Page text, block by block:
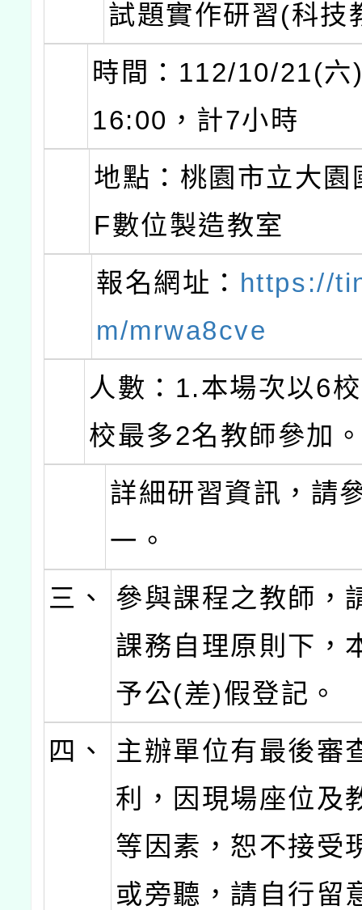
試題實作研習(科技
時間：112/10/21(
16:00，計7小時
地點：桃園市立大園
F數位製造教室
報名網址： https://
m/mrwa8cve
人數：1.本場次以6
校最多2名教師參加
詳細研習資訊，請
一。
三、
參與課程之教師，
課務自理原則下，
予公(差)假登記。
四、
主辦單位有最後審
利，因現場座位及
等因素，恕不接受
或旁聽，請自行留